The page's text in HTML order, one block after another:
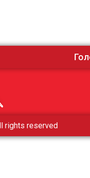
rights reserved